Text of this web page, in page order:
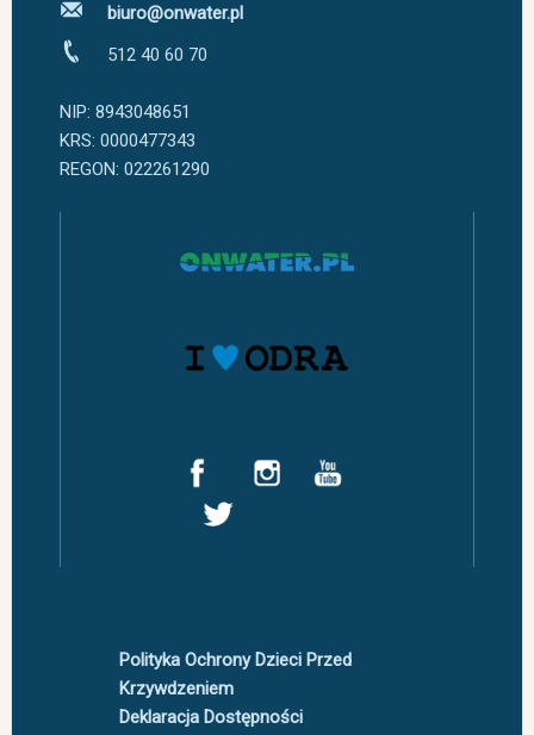
biuro@onwater.pl
512 40 60 70
NIP: 8943048651
KRS: 0000477343
REGON: 022261290
Polityka Ochrony Dzieci Przed
Krzywdzeniem
Deklaracja Dostępności